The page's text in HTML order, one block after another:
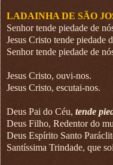
LADAINHA DE SÃO
Senhor tende piedade de
Jesus Cristo tende piedade
Senhor tende piedade de
Jesus Cristo, ouvi-nos.
Jesus Cristo, escutai-nos.
Deus Pai do Céu, tende
Deus Filho, Redentor do
Deus Espírito Santo
Santíssima Trindade, que